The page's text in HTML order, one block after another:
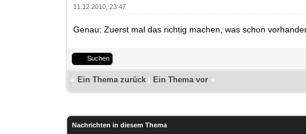
11.12.2010, 23:47
Genau: Zuerst mal das richtig machen, was schon
Suchen
« Ein Thema zurück Ein Thema vor »
Nachrichten in diesem Thema